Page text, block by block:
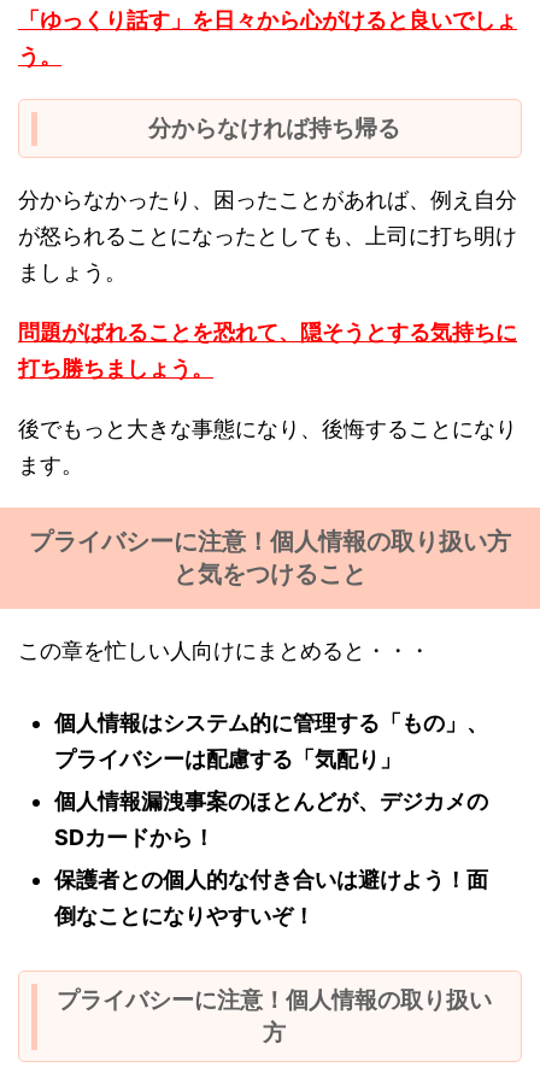
「ゆっくり話す」を日々から心がけると良いでしょ
う。
分からなければ持ち帰る
分からなかったり、困ったことがあれば、例え自分
が怒られることになったとしても、上司に打ち明け
ましょう。
問題がばれることを恐れて、隠そうとする気持ちに
打ち勝ちましょう。
後でもっと大きな事態になり、後悔することになり
ます。
プライバシーに注意！個人情報の取り扱い方
と気をつけること
この章を忙しい人向けにまとめると・・・
個人情報はシステム的に管理する「もの」、
プライバシーは配慮する「気配り」
個人情報漏洩事案のほとんどが、デジカメの
SDカードから！
保護者との個人的な付き合いは避けよう！面
倒なことになりやすいぞ！
プライバシーに注意！個人情報の取り扱い
方